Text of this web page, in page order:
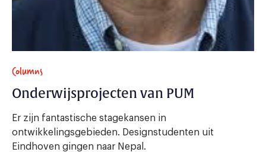
Columns
Onderwijsprojecten van PUM
Er zijn fantastische stagekansen in
ontwikkelingsgebieden. Designstudenten uit
Eindhoven gingen naar Nepal.